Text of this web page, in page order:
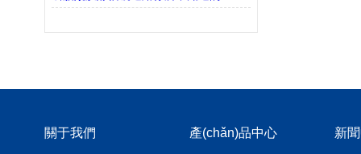
關于我們 產(chǎn)品中心 新